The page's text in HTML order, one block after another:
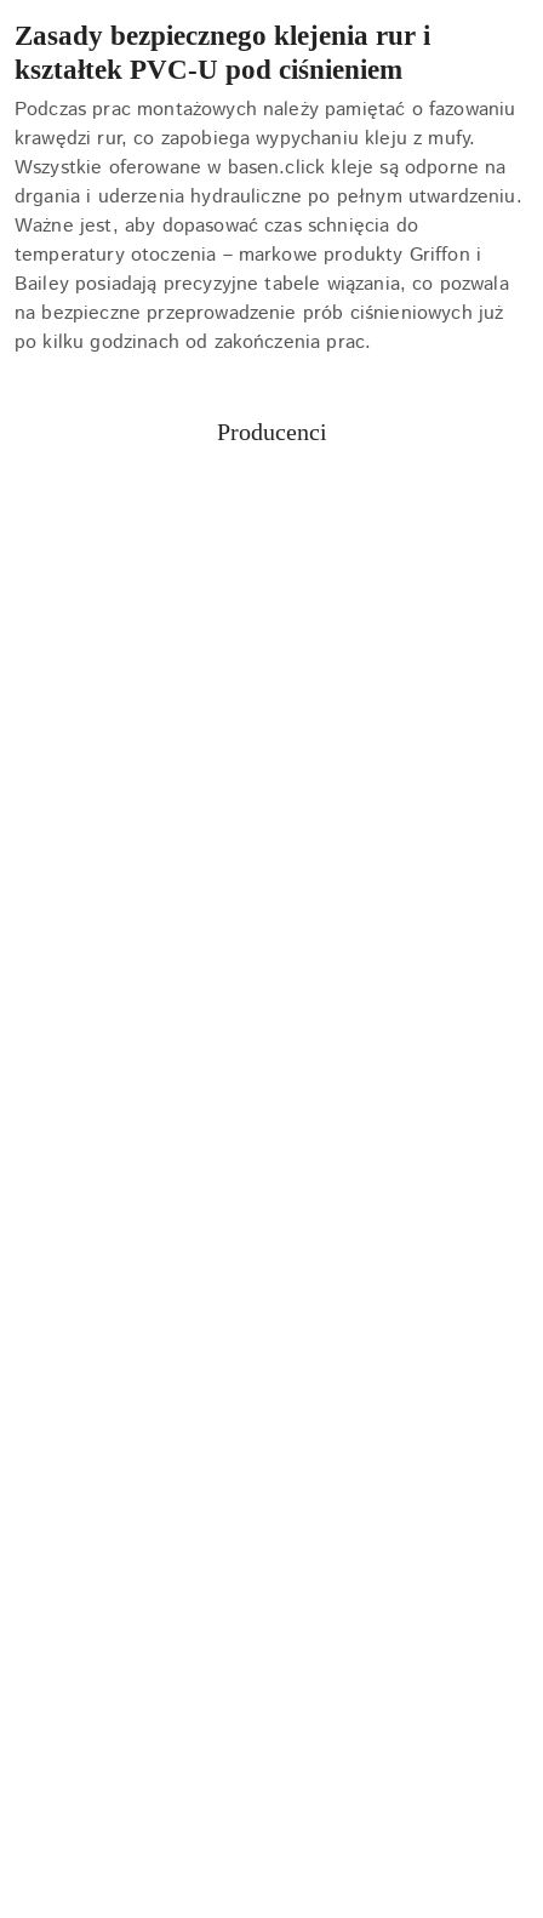
Zasady bezpiecznego klejenia rur i
kształtek PVC-U pod ciśnieniem
Podczas prac montażowych należy pamiętać o fazowaniu
krawędzi rur, co zapobiega wypychaniu kleju z mufy.
Wszystkie oferowane w basen.click kleje są odporne na
drgania i uderzenia hydrauliczne po pełnym utwardzeniu.
Ważne jest, aby dopasować czas schnięcia do
temperatury otoczenia – markowe produkty Griffon i
Bailey posiadają precyzyjne tabele wiązania, co pozwala
na bezpieczne przeprowadzenie prób ciśnieniowych już
po kilku godzinach od zakończenia prac.
Pomiń karuzelę producentów
Producenci